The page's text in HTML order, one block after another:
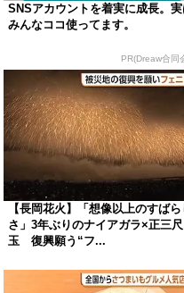
SNSアカウントを着実に成長。
みんなココ使ってます。
PR(Dreaw合同
【長岡花火】「想像以上のすばら
さ」3年ぶりのナイアガラ×正三尺
玉 復興願う“フ...